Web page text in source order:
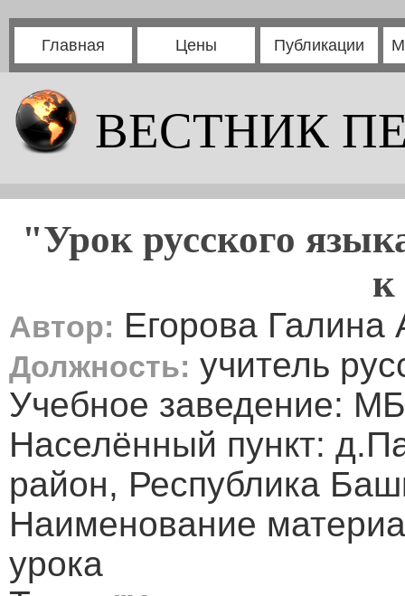
Главная Цены Публикации
ВЕСТНИК
"Урок русского
Автор: Егорова Галина
Должность: учитель
Учебное заведение:
Населённый пункт:
район, Республика
Наименование
урока